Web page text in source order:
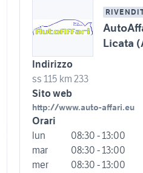
Licata
Indirizzo
ss 115 km 233
Sito web
http://www.auto-affari.eu
Orari
lun
08:30 - 13:00
mar
08:30 - 13:00
mer
08:30 - 13:00